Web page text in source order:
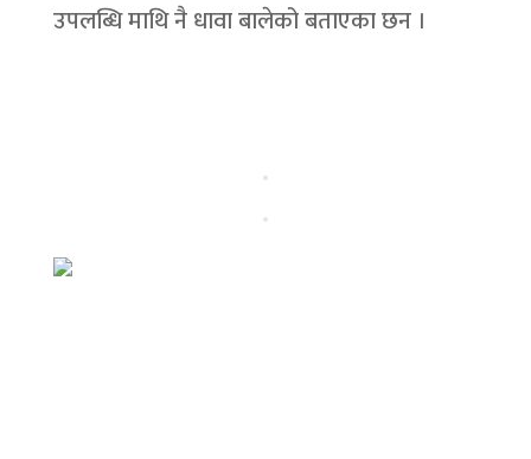
उपलब्धि माथि नै धावा बालेको बताएका छन ।